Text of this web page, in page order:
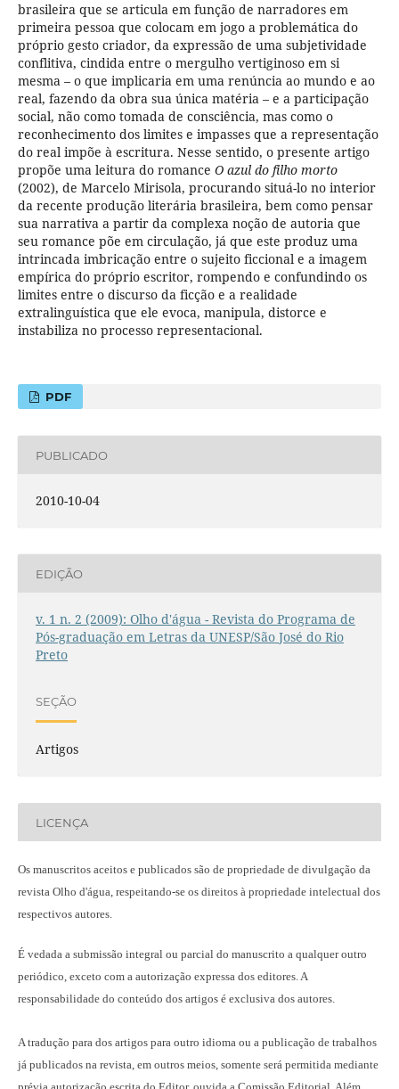
brasileira que se articula em função de narradores em
primeira pessoa que colocam em jogo a problemática do
próprio gesto criador, da expressão de uma subjetividade
conflitiva, cindida entre o mergulho vertiginoso em si
mesma – o que implicaria em uma renúncia ao mundo e ao
real, fazendo da obra sua única matéria – e a participação
social, não como tomada de consciência, mas como o
reconhecimento dos limites e impasses que a representação
do real impõe à escritura. Nesse sentido, o presente artigo
propõe uma leitura do romance O azul do filho morto
(2002), de Marcelo Mirisola, procurando situá-lo no interior
da recente produção literária brasileira, bem como pensar
sua narrativa a partir da complexa noção de autoria que
seu romance põe em circulação, já que este produz uma
intrincada imbricação entre o sujeito ficcional e a imagem
empírica do próprio escritor, rompendo e confundindo os
limites entre o discurso da ficção e a realidade
extralinguística que ele evoca, manipula, distorce e
instabiliza no processo representacional.
PDF
PUBLICADO
2010-10-04
EDIÇÃO
v. 1 n. 2 (2009): Olho d'água - Revista do Programa de
Pós-graduação em Letras da UNESP/São José do Rio
Preto
SEÇÃO
Artigos
LICENÇA
Os manuscritos aceitos e publicados são de propriedade de divulgação da
revista Olho d'água, respeitando-se os direitos à propriedade intelectual dos
respectivos autores.
É vedada a submissão integral ou parcial do manuscrito a qualquer outro
periódico, exceto com a autorização expressa dos editores. A
responsabilidade do conteúdo dos artigos é exclusiva dos autores.
A tradução para dos artigos para outro idioma ou a publicação de trabalhos
já publicados na revista, em outros meios, somente será permitida mediante